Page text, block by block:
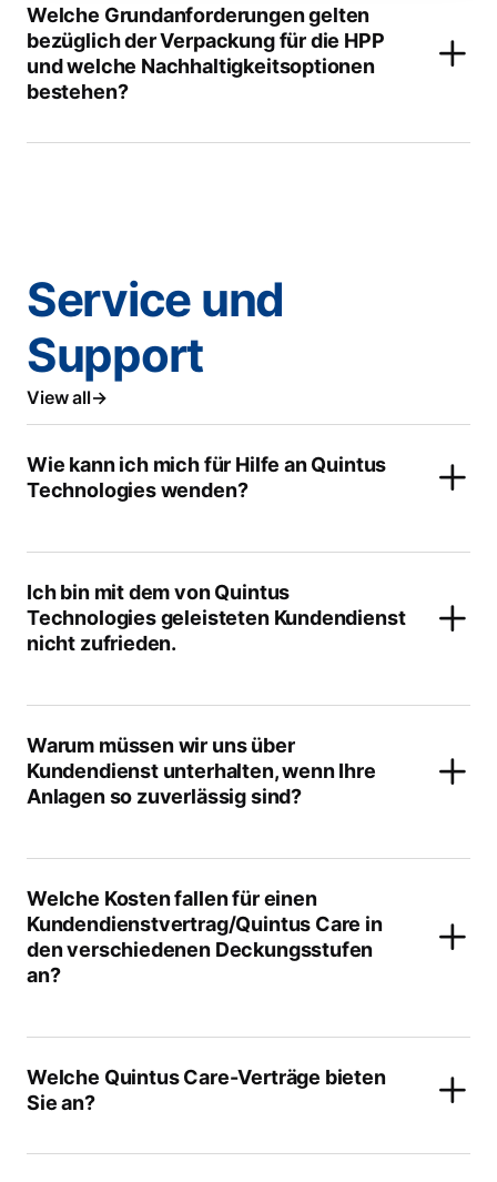
Welche Grundanforderungen gelten
bezüglich der Verpackung für die HPP
und welche Nachhaltigkeitsoptionen
bestehen?
Service und
Support
View all
Wie kann ich mich für Hilfe an Quintus
Technologies wenden?
Ich bin mit dem von Quintus
Technologies geleisteten Kundendienst
nicht zufrieden.
Warum müssen wir uns über
Kundendienst unterhalten, wenn Ihre
Anlagen so zuverlässig sind?
Welche Kosten fallen für einen
Kundendienstvertrag/Quintus Care in
den verschiedenen Deckungsstufen
an?
Welche Quintus Care-Verträge bieten
Sie an?